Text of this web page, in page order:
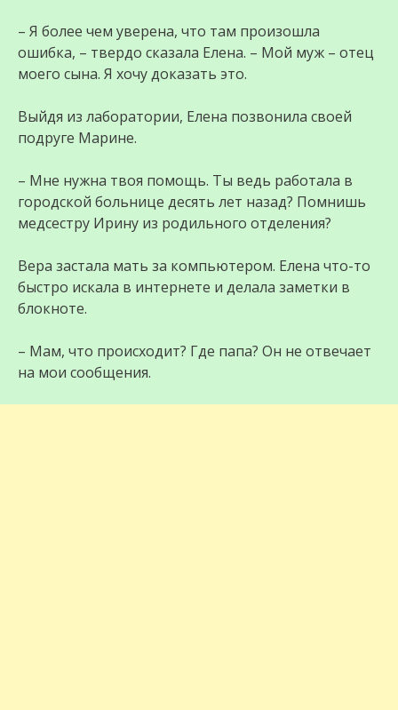
– Я более чем уверена, что там произошла
ошибка, – твердо сказала Елена. – Мой муж – отец
моего сына. Я хочу доказать это.
Выйдя из лаборатории, Елена позвонила своей
подруге Марине.
– Мне нужна твоя помощь. Ты ведь работала в
городской больнице десять лет назад? Помнишь
медсестру Ирину из родильного отделения?
Вера застала мать за компьютером. Елена что-то
быстро искала в интернете и делала заметки в
блокноте.
– Мам, что происходит? Где папа? Он не отвечает
на мои сообщения.